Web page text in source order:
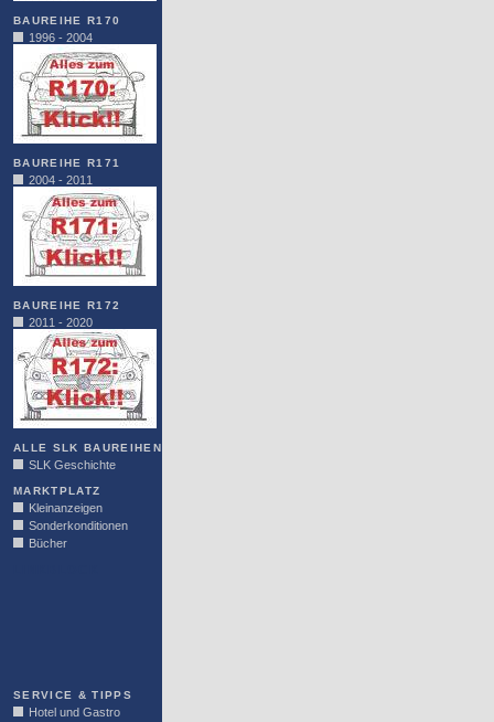
BAUREIHE R170
1996 - 2004
BAUREIHE R171
2004 - 2011
BAUREIHE R172
2011 - 2020
ALLE SLK BAUREIHEN
SLK Geschichte
MARKTPLATZ
Kleinanzeigen
Sonderkonditionen
Bücher
SERVICE & TIPPS
Hotel und Gastro